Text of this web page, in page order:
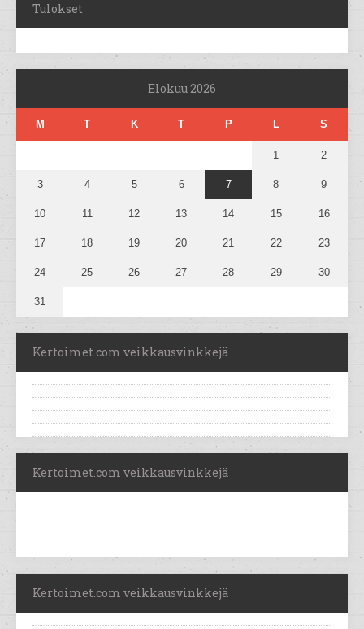
Tulokset
Elokuu 2026
M T K T P L S
1 2
3 4 5 6 7 8 9
10 11 12 13 14 15 16
17 18 19 20 21 22 23
24 25 26 27 28 29 30
31
Kertoimet.com veikkausvinkkejä
Kertoimet.com veikkausvinkkejä
Kertoimet.com veikkausvinkkejä